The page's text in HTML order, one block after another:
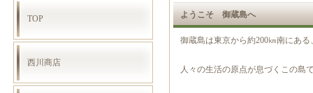
ようこそ 御蔵島へ
御蔵島は東京から約200㎞南にあ
人々の生活の原点が息づくこの島
TOP
西川商店